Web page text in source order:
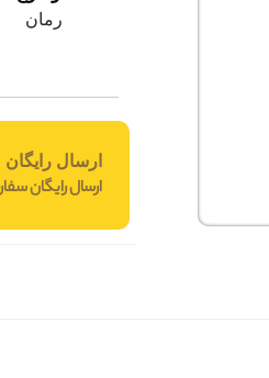
رمان
ارسال رایگان
ارسال رایگان سفارش با مبلغ